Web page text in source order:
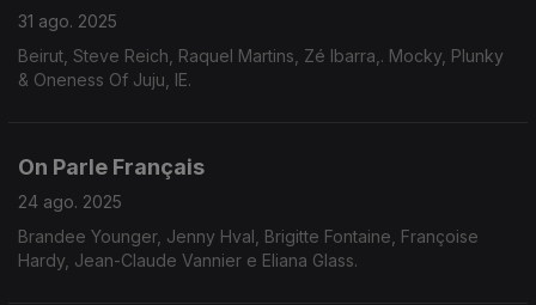
31 ago. 2025
Beirut, Steve Reich, Raquel Martins, Zé Ibarra,. Mocky, Plunky
& Oneness Of Juju, IE.
On Parle Français
24 ago. 2025
Brandee Younger, Jenny Hval, Brigitte Fontaine, Françoise
Hardy, Jean-Claude Vannier e Eliana Glass.